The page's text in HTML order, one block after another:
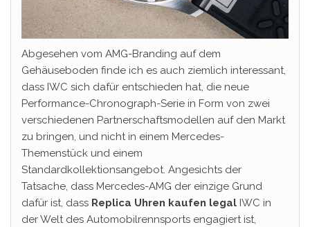
Abgesehen vom AMG-Branding auf dem
Gehäuseboden finde ich es auch ziemlich interessant,
dass IWC sich dafür entschieden hat, die neue
Performance-Chronograph-Serie in Form von zwei
verschiedenen Partnerschaftsmodellen auf den Markt
zu bringen, und nicht in einem Mercedes-
Themenstück und einem
Standardkollektionsangebot. Angesichts der
Tatsache, dass Mercedes-AMG der einzige Grund
dafür ist, dass Replica Uhren kaufen legal IWC in
der Welt des Automobilrennsports engagiert ist,